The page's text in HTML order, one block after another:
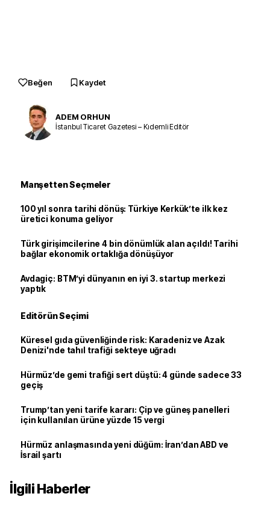
Beğen Kaydet
ADEM ORHUN
İstanbul Ticaret Gazetesi – Kıdemli Editör
Manşetten Seçmeler
100 yıl sonra tarihi dönüş: Türkiye Kerkük’te ilk kez
üretici konuma geliyor
Türk girişimcilerine 4 bin dönümlük alan açıldı! Tarihi
bağlar ekonomik ortaklığa dönüşüyor
Avdagiç: BTM’yi dünyanın en iyi 3. startup merkezi
yaptık
Editörün Seçimi
Küresel gıda güvenliğinde risk: Karadeniz ve Azak
Denizi'nde tahıl trafiği sekteye uğradı
Hürmüz’de gemi trafiği sert düştü: 4 günde sadece 33
geçiş
Trump’tan yeni tarife kararı: Çip ve güneş panelleri
için kullanılan ürüne yüzde 15 vergi
Hürmüz anlaşmasında yeni düğüm: İran’dan ABD ve
İsrail şartı
İlgili Haberler